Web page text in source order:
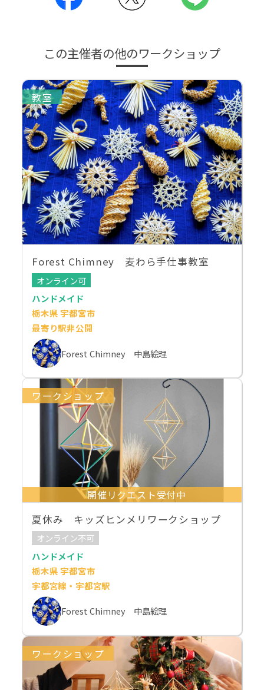
この主催者の他のワークショップ
教室
Forest Chimney 麦わら手仕事教室
オンライン可
ハンドメイド
栃木県 宇都宮市
最寄り駅非公開
Forest Chimney 中島絵理
ワークショップ
開催リクエスト受付中
夏休み キッズヒンメリワークショップ
オンライン不可
ハンドメイド
栃木県 宇都宮市
宇都宮線・宇都宮駅
Forest Chimney 中島絵理
ワークショップ